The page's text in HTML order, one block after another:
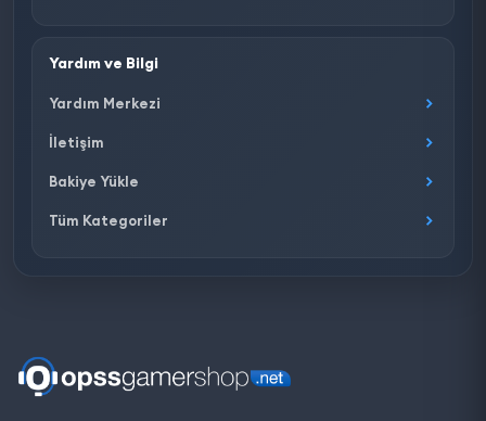
Yardım ve Bilgi
Yardım Merkezi
İletişim
Bakiye Yükle
Tüm Kategoriler